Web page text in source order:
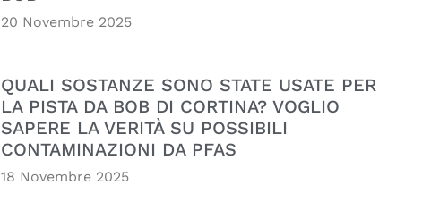
20 Novembre 2025
QUALI SOSTANZE SONO STATE USATE PER
LA PISTA DA BOB DI CORTINA? VOGLIO
SAPERE LA VERITÀ SU POSSIBILI
CONTAMINAZIONI DA PFAS
18 Novembre 2025